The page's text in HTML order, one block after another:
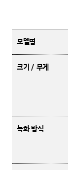
모델명
크기 / 무게
녹화 방식